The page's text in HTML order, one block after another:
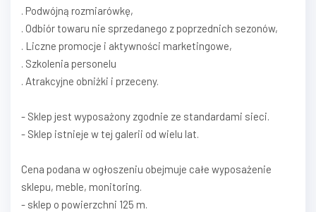
. Podwójną rozmiarówkę,
. Odbiór towaru nie sprzedanego z poprzednich sezonów,
. Liczne promocje i aktywności marketingowe,
. Szkolenia personelu
. Atrakcyjne obniżki i przeceny.
- Sklep jest wyposażony zgodnie ze standardami sieci.
- Sklep istnieje w tej galerii od wielu lat.
Cena podana w ogłoszeniu obejmuje całe wyposażenie
sklepu, meble, monitoring.
- sklep o powierzchni 125 m.